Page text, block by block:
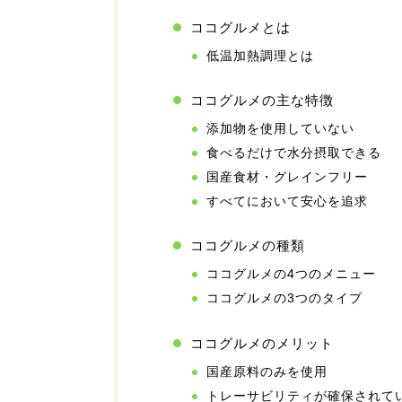
ココグルメとは
低温加熱調理とは
ココグルメの主な特徴
添加物を使用していない
食べるだけで水分摂取できる
国産食材・グレインフリー
すべてにおいて安心を追求
ココグルメの種類
ココグルメの4つのメニュー
ココグルメの3つのタイプ
ココグルメのメリット
国産原料のみを使用
トレーサビリティが確保されて